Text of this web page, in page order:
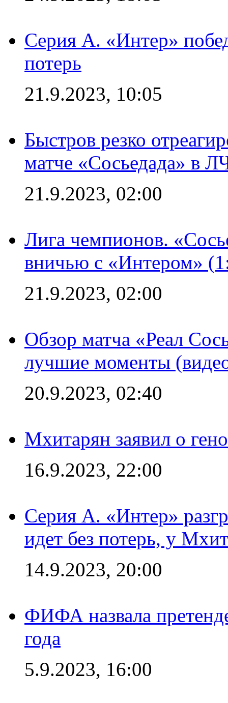
Серия А. «Интер»
потерь
21.9.2023, 10:05
Быстров резко
матче «Сосьедада» в
21.9.2023, 02:00
Лига чемпионов.
вничью с «Интером»
21.9.2023, 02:00
Обзор матча «Реал
лучшие моменты
20.9.2023, 02:40
Мхитарян заявил о
16.9.2023, 22:00
Серия А. «Интер»
идет без потерь, у
14.9.2023, 20:00
ФИФА назвала
года
5.9.2023, 16:00